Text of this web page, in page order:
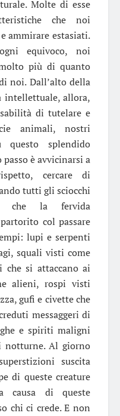
Molte di esse
che noi
ammirare estasiati.
equivoco, noi
più di quanto
noi. Dall’alto della
intellettuale, allora,
di tutelare e
animali, nostri
splendido
è avvicinarsi a
cercare di
tutti gli sciocchi
che la fervida
col passare
lupi e serpenti
squali visti come
che si attaccano ai
alieni, rospi visti
gufi e civette che
messaggeri di
e spiriti maligni
notturne. Al giorno
suscita
di queste creature
causa di queste
chi ci crede. E non